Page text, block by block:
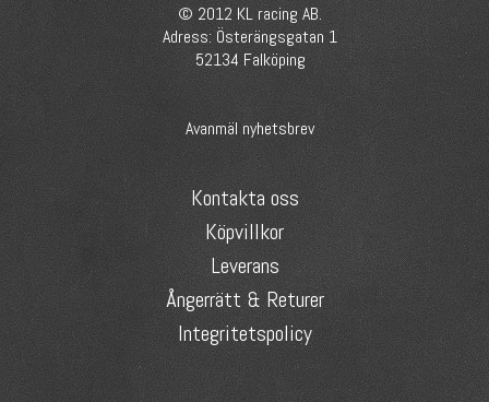
© 2012 KL racing AB.
Adress: Österängsgatan 1
52134 Falköping
Avanmäl nyhetsbrev
Kontakta oss
Köpvillkor
Leverans
Ångerrätt & Returer
Integritetspolicy